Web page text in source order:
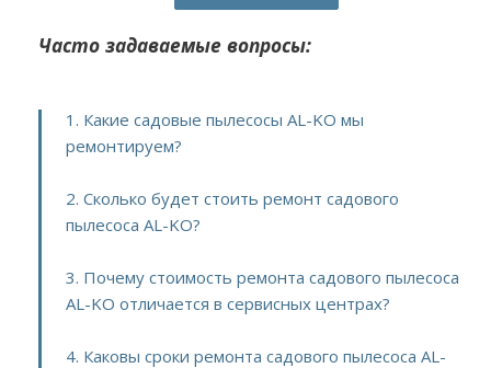
Часто задаваемые вопросы:
1. Какие садовые пылесосы AL-KO мы
ремонтируем?
2. Сколько будет стоить ремонт садового
пылесоса AL-KO?
3. Почему стоимость ремонта садового пылесоса
AL-KO отличается в сервисных центрах?
4. Каковы сроки ремонта садового пылесоса AL-